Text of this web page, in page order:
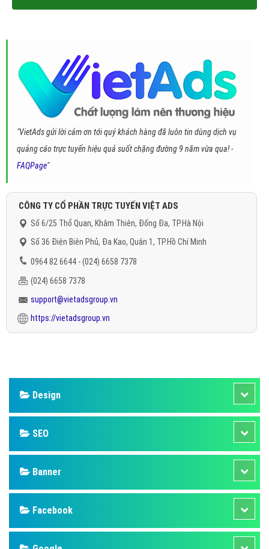
"VietAds gửi lời cảm ơn tới quý khách hàng đã luôn tin dùng dịch vụ
quảng cáo trực tuyến hiệu quả suốt chặng đường 9 năm vừa qua! -
FAQPage"
CÔNG TY CỔ PHẦN TRỰC TUYẾN VIỆT ADS
Số 6/25 Thổ Quan, Khâm Thiên, Đống Đa, TP.Hà Nội
Số 36 Điện Biên Phủ, Đa Kao, Quận 1, TP.Hồ Chí Minh
0964 82 6644 - (024) 6658 7378
(024) 6658 7378
support@vietadsgroup.vn
https://vietadsgroup.vn